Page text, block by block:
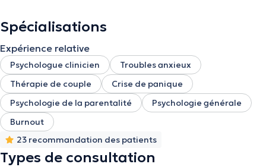
Spécialisations
Expérience relative
Psychologue clinicien
Troubles anxieux
Thérapie de couple
Crise de panique
Psychologie de la parentalité
Psychologie générale
Burnout
23 recommandation des patients
Types de consultation